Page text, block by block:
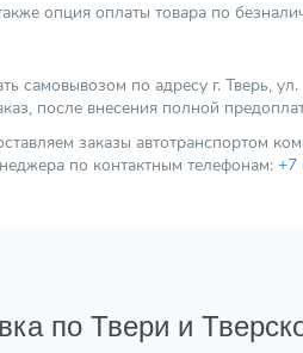
опция оплаты товара по
самовывозом по адресу г. Тверь,
после внесения полной
заказы автотранспортом
по контактным телефонам: +7
по Твери и